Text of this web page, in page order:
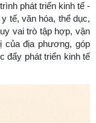
phát triển kinh tế -
tế, văn hóa, thể dục,
vai trò tập hợp, vận
của địa phương, góp
đẩy phát triển kinh tế